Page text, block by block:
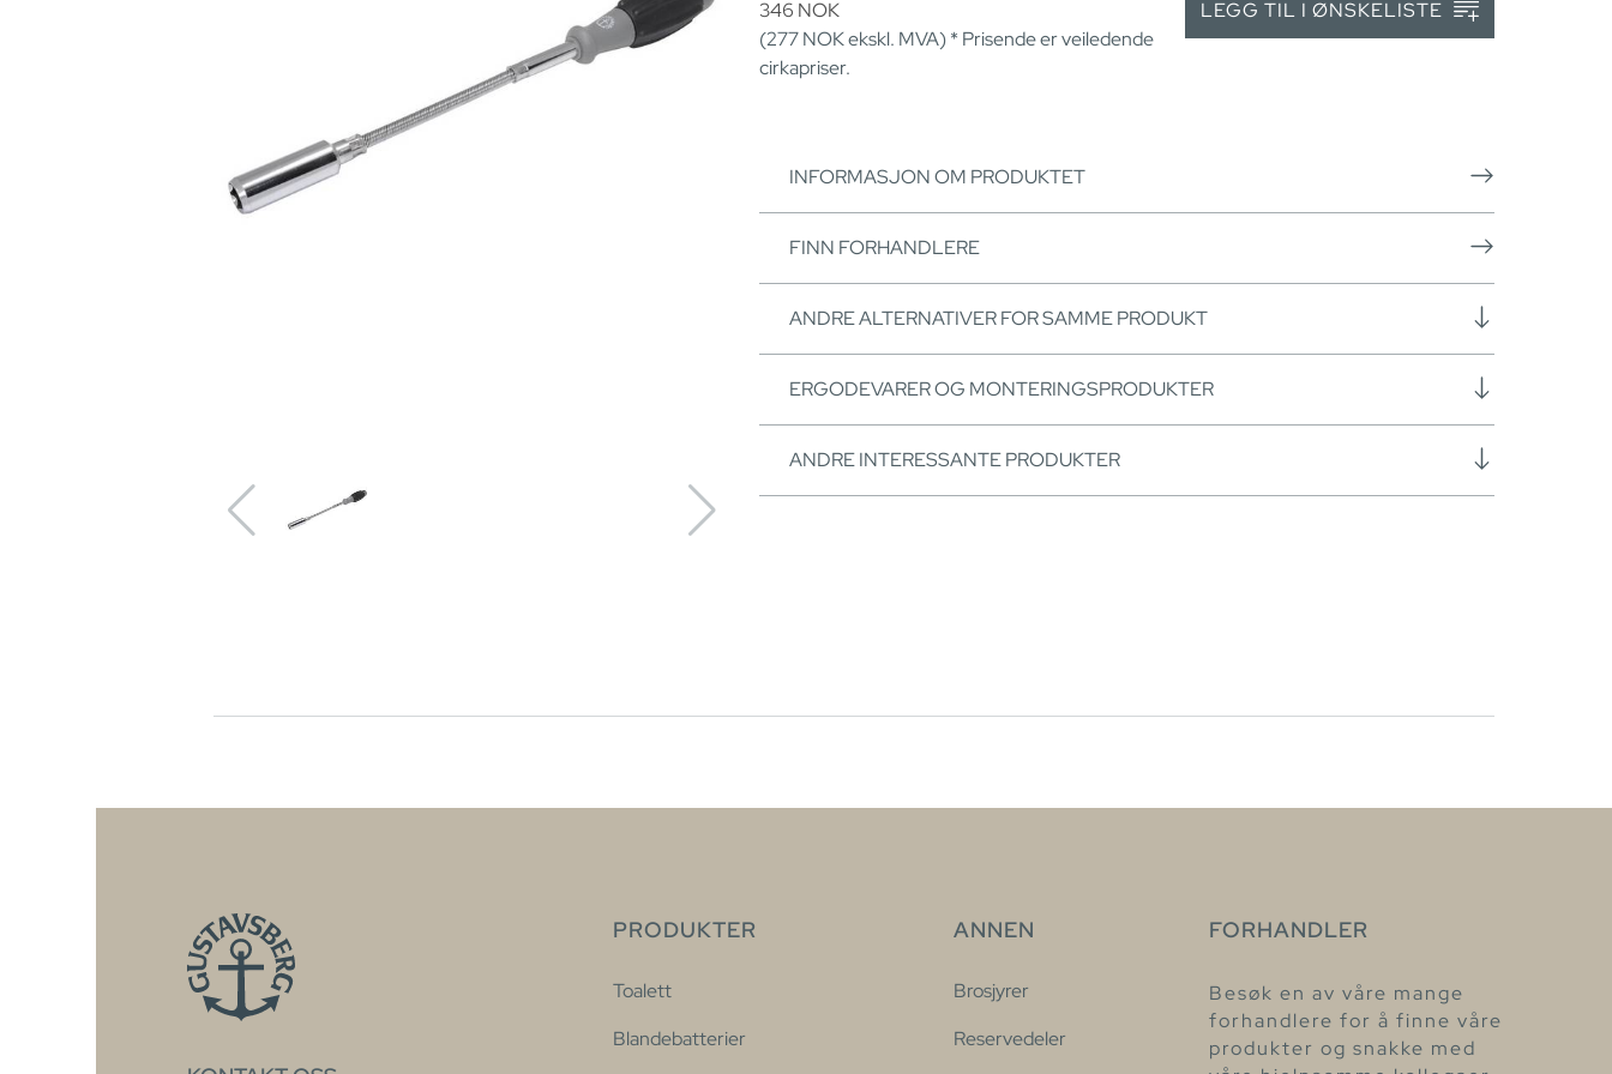
346 NOK
(277NOKekskl. MVA) * Prisende er veiledende
cirkapriser.
LEGG TIL I ØNSKELISTE
INFORMASJON OM PRODUKTET
FINN FORHANDLERE
ANDRE ALTERNATIVER FOR SAMME PRODUKT
ERGODEVARER OG MONTERINGSPRODUKTER
ANDRE INTERESSANTE PRODUKTER
PRODUKTER
Toalett
Blandebatterier
ANNEN
Brosjyrer
Reservedeler
FORHANDLER
Besøk en av våre mange
forhandlere for å finne våre
produkter og snakke med